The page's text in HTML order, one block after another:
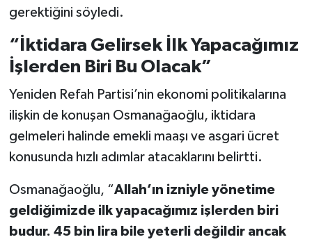
gerektiğini söyledi.
“İktidara Gelirsek İlk Yapacağımız
İşlerden Biri Bu Olacak”
Yeniden Refah Partisi’nin ekonomi politikalarına
ilişkin de konuşan Osmanağaoğlu, iktidara
gelmeleri halinde emekli maaşı ve asgari ücret
konusunda hızlı adımlar atacaklarını belirtti.
Osmanağaoğlu, “Allah’ın izniyle yönetime
geldiğimizde ilk yapacağımız işlerden biri
budur. 45 bin lira bile yeterli değildir ancak